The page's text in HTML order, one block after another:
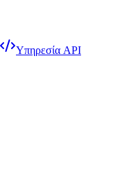
Υπηρεσία API